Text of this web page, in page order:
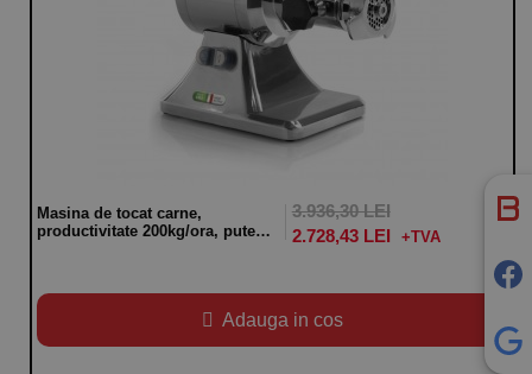
Masina de tocat carne,
productivitate 200kg/ora, putere
3.936,30 LEI
2.728,43 LEI
Adauga in cos